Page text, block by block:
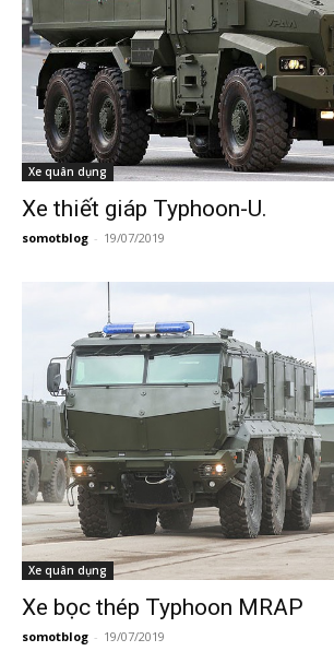
Xe quân dụng
Xe thiết giáp Typhoon-U.
somotblog - 19/07/2019
Xe quân dụng
Xe bọc thép Typhoon MRAP
somotblog - 19/07/2019